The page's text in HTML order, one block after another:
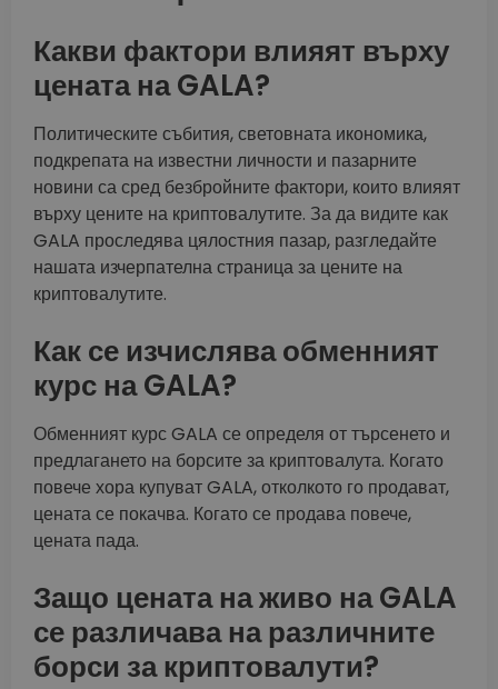
Какви фактори влияят върху
цената на GALA?
Политическите събития, световната икономика,
подкрепата на известни личности и пазарните
новини са сред безбройните фактори, които влияят
върху цените на криптовалутите. За да видите как
GALA проследява цялостния пазар, разгледайте
нашата изчерпателна страница за цените на
криптовалутите.
Как се изчислява обменният
курс на GALA?
Обменният курс GALA се определя от търсенето и
предлагането на борсите за криптовалута. Когато
повече хора купуват GALA, отколкото го продават,
цената се покачва. Когато се продава повече,
цената пада.
Защо цената на живо на GALA
се различава на различните
борси за криптовалути?